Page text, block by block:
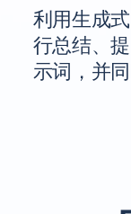
利用生成
行总结、
示词，并